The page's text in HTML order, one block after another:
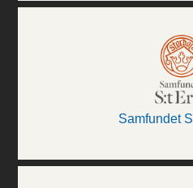
Samfundet